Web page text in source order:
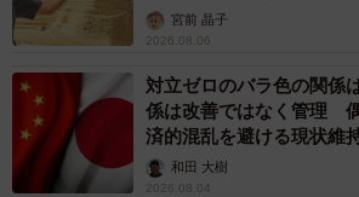
おそらく、今後ロシア軍によるジェノ
かになるだろう。当然ながら、それに
て法で裁かれるべきだが、一方でなぜ
たのかを解明することが大切だ。兵士
うだったのか、ロシア軍の指揮命令系
カモ代表かも」「私は6時
宮前 晶子
2026.08.06
対立ゼロのバラ色の関
係は改善ではなく管理
済的混乱を避ける現状維
和田 大樹
2026.08.04